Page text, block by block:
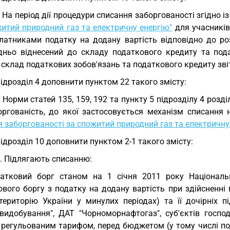
На період дії процедури списання заборгованості згідно
природний газ та електричну енергію" для
податку на додану вартість відповідно до
віднесений до складу податкового кредиту та
податкових зобов'язань та податкового кредиту
4 доповнити пунктом 22 такого змісту:
Норми статей 135, 159, 192 та пункту 5 підрозділу 4
до якої застосовується механізм
заборгованості за спожитий природний газ та
10 доповнити пунктом 2-1 такого змісту:
Підлягають списанню:
борг станом на 1 січня 2011 року
боргу з податку на додану вартість при
України у минулих періодах) та її
ДАТ "Чорноморнафтогаз", суб'єктів
регульованим тарифом, перед бюджетом (у тому числі